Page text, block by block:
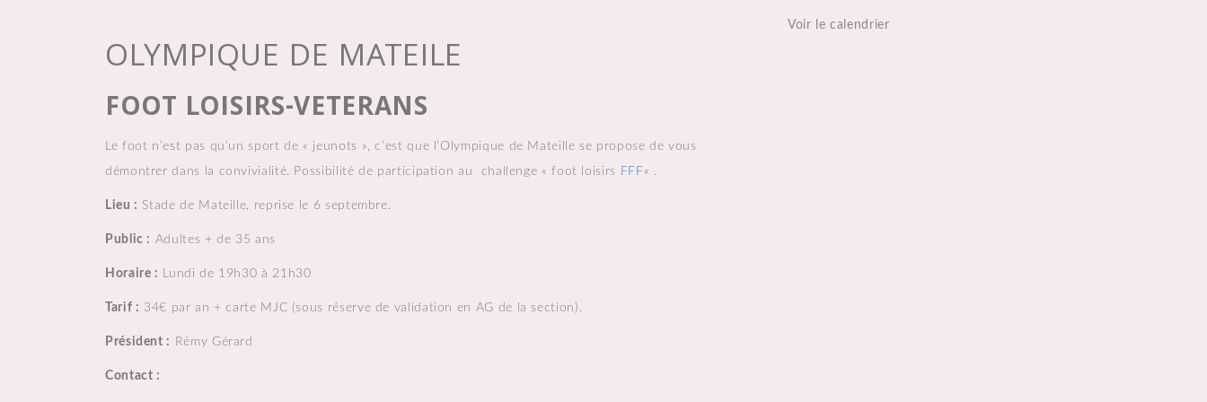
OLYMPIQUE DE MATEILE
FOOT LOISIRS-VETERANS
Le foot n’est pas qu’un sport de « jeunots », c’est que l’Olympique de Mateille se propose de vous
démontrer dans la convivialité. Possibilité de participation au challenge « foot loisirs
FFF « .
Lieu : Stade de Mateille, reprise le 6 septembre.
Public : Adultes + de 35 ans
Horaire : Lundi de 19h30 à 21h30
Tarif : 34€ par an + carte MJC (sous réserve de validation en AG de la section).
Président : Rémy Gérard
Contact :
Voir le calendrier